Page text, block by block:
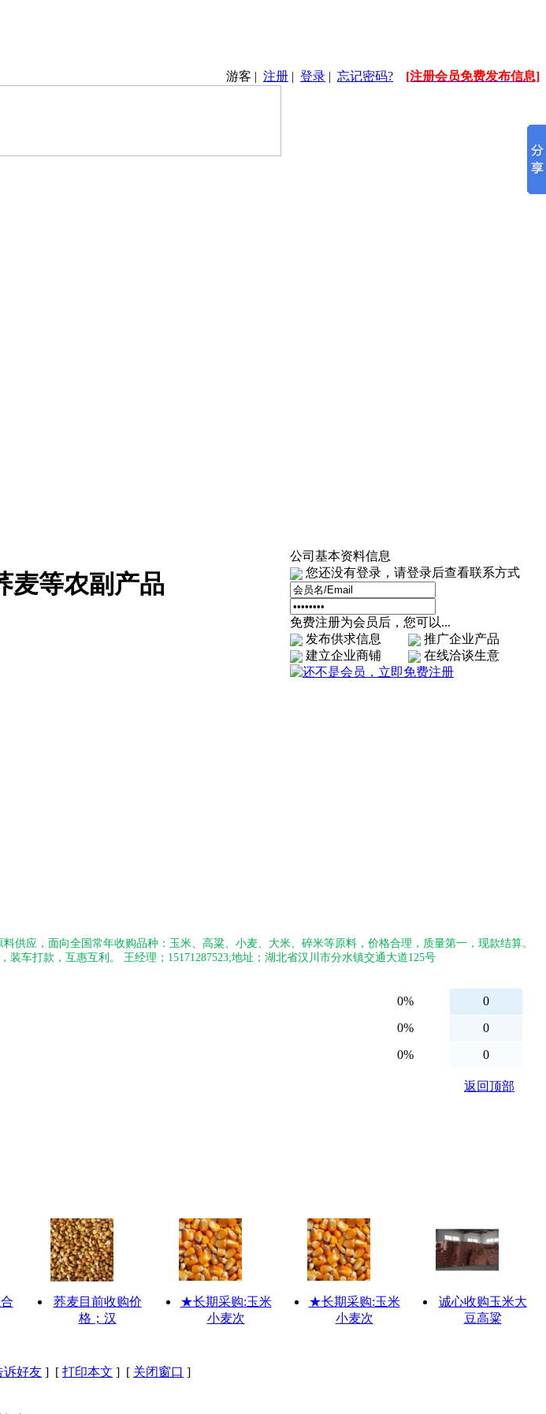
游客 | 注册 | 登录 | 忘记密码? [注册会员免费发布信息]
麦等农副产品
公司基本资料信息
您还没有登录，请登录后查看联系方式
免费注册为会员后，您可以...
发布供求信息
推广企业产品
建立企业商铺
在线洽谈生意
供应，面向全国常年收购品种：玉米、高粱、小麦、大米、碎米等原料，价格合理，质量第一，现款结算。
装车打款，互惠互利。 王经理；15171287523;地址；湖北省汉川市分水镇交通大道125号
荞麦目前收购价
格；汉
★长期采购:玉米
小麦次
★长期采购:玉米
小麦次
诚心收购玉米大
豆高粱
诉好友 ] [ 打印本文 ] [ 关闭窗口 ]